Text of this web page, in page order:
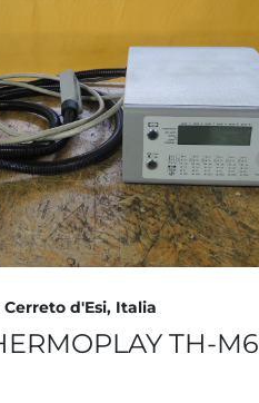
Cerreto d'Esi, Italia
TH-M6